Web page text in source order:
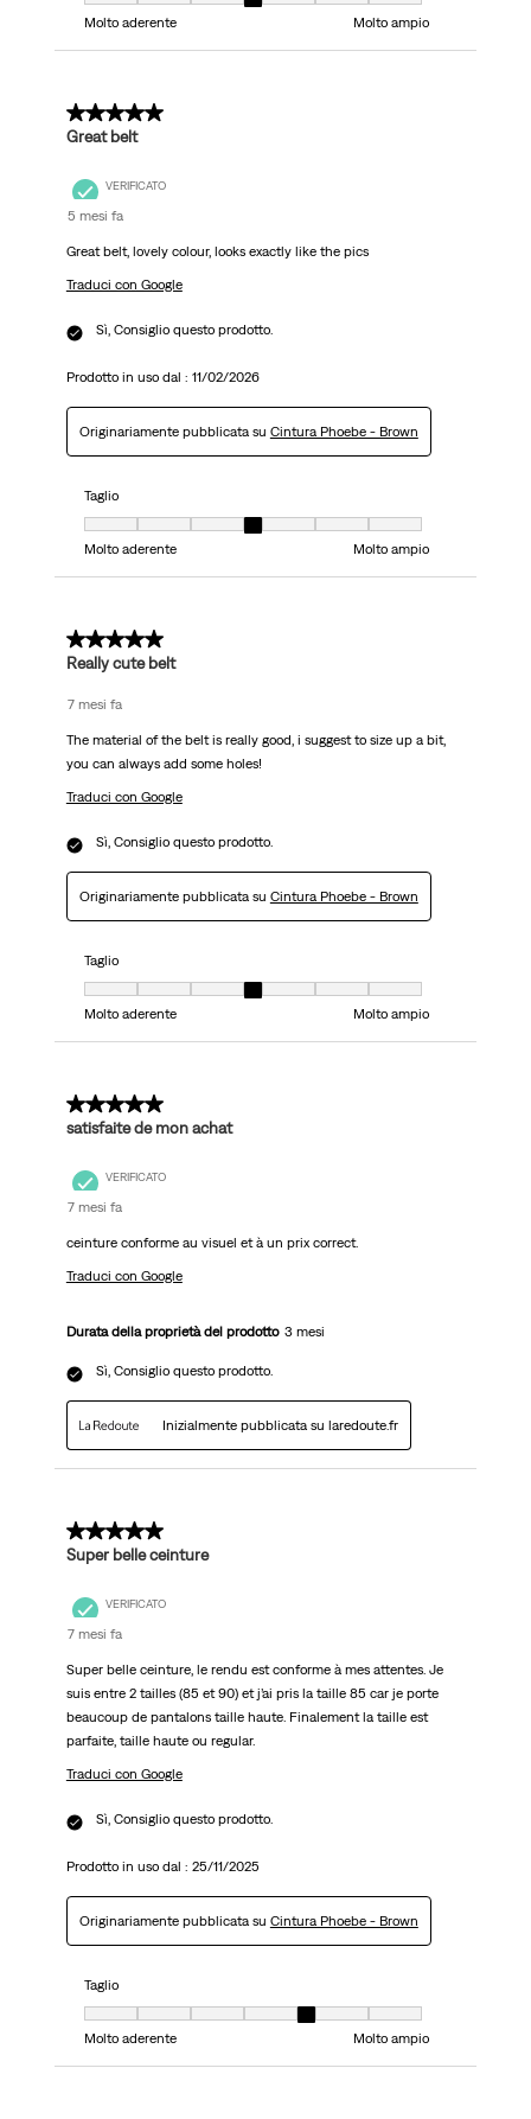
Molto aderente
Molto ampio
5 su 5 stelle.
Great belt
VERIFICATO
5 mesi fa
Great belt, lovely colour, looks exactly like the pics
Traduci con Google
Sì, Consiglio questo prodotto.
Prodotto in uso dal : 11/02/2026
Originariamente pubblicata su Cintura Phoebe - Brown
Taglio
Taglio, 4 su 7, dove 1 è uguale a Molto aderente e 7 è uguale a Molto
Molto aderente
Molto ampio
5 su 5 stelle.
Really cute belt
7 mesi fa
The material of the belt is really good, i suggest to size up a bit,
you can always add some holes!
Traduci con Google
Sì, Consiglio questo prodotto.
Originariamente pubblicata su Cintura Phoebe - Brown
Taglio
Taglio, 4 su 7, dove 1 è uguale a Molto aderente e 7 è uguale a Molto
Molto aderente
Molto ampio
5 su 5 stelle.
satisfaite de mon achat
VERIFICATO
7 mesi fa
ceinture conforme au visuel et à un prix correct.
Traduci con Google
Durata della proprietà del prodotto 3 mesi
Sì, Consiglio questo prodotto.
Inizialmente pubblicata su laredoute.fr
5 su 5 stelle.
Super belle ceinture
VERIFICATO
7 mesi fa
Super belle ceinture, le rendu est conforme à mes attentes. Je
suis entre 2 tailles (85 et 90) et j’ai pris la taille 85 car je porte
beaucoup de pantalons taille haute. Finalement la taille est
parfaite, taille haute ou regular.
Traduci con Google
Sì, Consiglio questo prodotto.
Prodotto in uso dal : 25/11/2025
Originariamente pubblicata su Cintura Phoebe - Brown
Taglio
Taglio, 5 su 7, dove 1 è uguale a Molto aderente e 7 è uguale a Molto
Molto aderente
Molto ampio